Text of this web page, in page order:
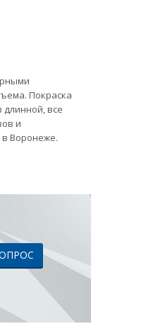
Покраска
все
и
Воронеже.